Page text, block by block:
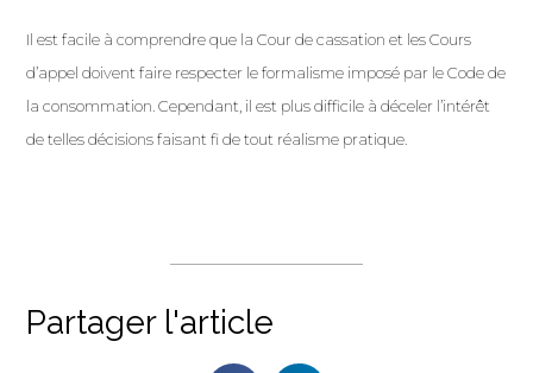
Il est facile à comprendre que la Cour de cassation et les Cours
d’appel doivent faire respecter le formalisme imposé par le Code de
la consommation. Cependant, il est plus difficile à déceler l’intérêt
de telles décisions faisant fi de tout réalisme pratique.
Partager l'article